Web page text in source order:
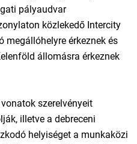
pályaudvar
közlekedő Intercity
érkeznek és
állomásra érkeznek
szerelvényeit
illetve a debreceni
helyiséget a munkaközi